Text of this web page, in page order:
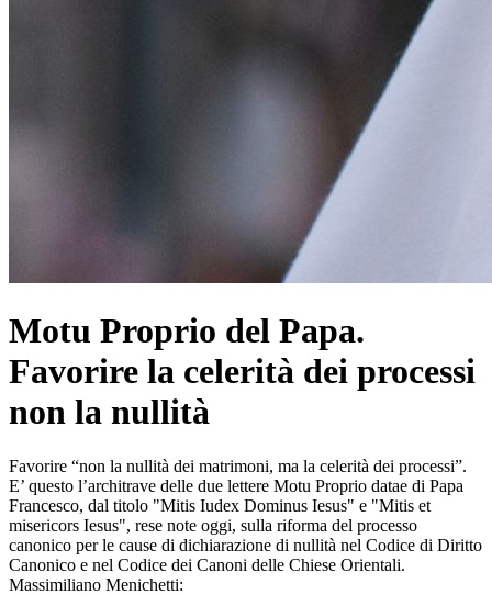
Motu Proprio del Papa.
Favorire la celerità dei processi
non la nullità
Favorire “non la nullità dei matrimoni, ma la celerità dei processi”.
E’ questo l’architrave delle due lettere Motu Proprio datae di Papa
Francesco, dal titolo "Mitis Iudex Dominus Iesus" e "Mitis et
misericors Iesus", rese note oggi, sulla riforma del processo
canonico per le cause di dichiarazione di nullità nel Codice di Diritto
Canonico e nel Codice dei Canoni delle Chiese Orientali.
Massimiliano Menichetti: